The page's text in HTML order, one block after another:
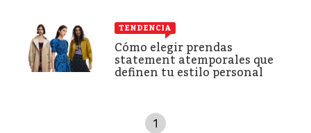
TENDENCIA
Cómo elegir prendas
statement atemporales que
definen tu estilo personal
1